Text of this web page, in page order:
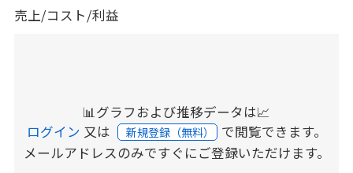
売上/コスト/利益
📊グラフおよび推移データは📈
ログイン 又は 新規登録（無料） で閲覧できます。
メールアドレスのみですぐにご登録いただけます。